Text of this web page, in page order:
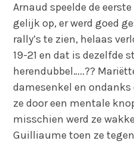
Arnaud speelde de
gelijk op, er werd goed
rally’s te zien, helaas
19-21 en dat is dezelfde
herendubbel…..??
damesenkel en
ze door een mentale
misschien werd ze
Guilliaume toen ze